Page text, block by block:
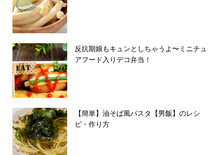
反抗期娘もキュンとしちゃうよ〜ミニチュ
アフード入りデコ弁当！
【簡単】油そば風パスタ【男飯】のレシ
ピ・作り方